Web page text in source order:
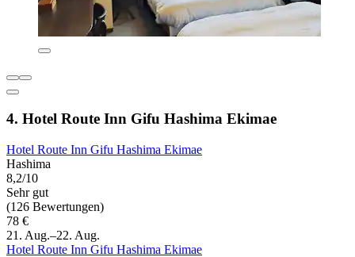
4. Hotel Route Inn Gifu Hashima Ekimae
Hotel Route Inn Gifu Hashima Ekimae
Hashima
8,2/10
Sehr gut
(126 Bewertungen)
78 €
21. Aug.–22. Aug.
Hotel Route Inn Gifu Hashima Ekimae